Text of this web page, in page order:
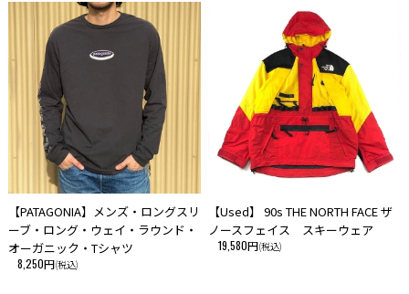
【PATAGONIA】メンズ・ロングスリ
ーブ・ロング・ウェイ・ラウンド・
オーガニック・Tシャツ
8,250円(税込)
【Used】 90s THE NORTH FACE ザ
ノースフェイス スキーウェア
19,580円(税込)